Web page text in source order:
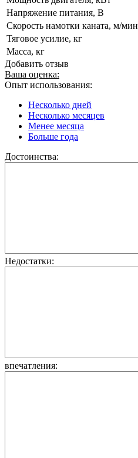
Напряжение питания, В
Скорость намотки каната, м/мин
Тяговое усилие, кг
Масса, кг
Добавить отзыв
Ваша оценка:
Опыт использования:
Несколько дней
Несколько месяцев
Менее месяца
Больше года
Достоинства:
Недостатки:
впечатления: